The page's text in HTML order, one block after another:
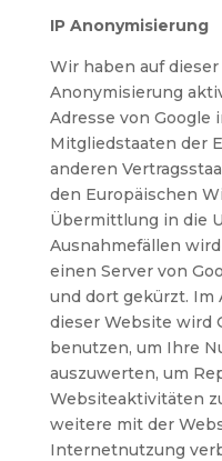
IP Anonymisierung
Wir haben auf
Anonymisierung
Adresse von Google
Mitgliedstaaten der
anderen
den Europäischen
Übermittlung in die
Ausnahmefällen
einen Server von
und dort gekürzt. Im
dieser Website wird
benutzen, um Ihre
auszuwerten, um
Websiteaktivitäten
weitere mit der
Internetnutzung